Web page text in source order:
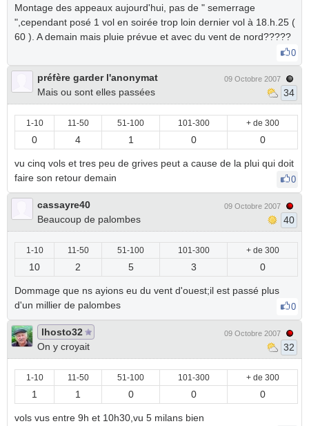
Montage des appeaux aujourd'hui, pas de " semerrage
",cependant posé 1 vol en soirée trop loin dernier vol à 18.h.25 (
60 ). A demain mais pluie prévue et avec du vent de nord?????
0
préfère garder l'anonymat
Mais ou sont elles passées
09 Octobre 2007
34
1-10 11-50 51-100 101-300 + de 300
0 4 1 0 0
vu cinq vols et tres peu de grives peut a cause de la plui qui doit
faire son retour demain
0
cassayre40
Beaucoup de palombes
09 Octobre 2007
40
1-10 11-50 51-100 101-300 + de 300
10 2 5 3 0
Dommage que ns ayions eu du vent d'ouest;il est passé plus
d'un millier de palombes
0
lhosto32
On y croyait
09 Octobre 2007
32
1-10 11-50 51-100 101-300 + de 300
1 1 0 0 0
vols vus entre 9h et 10h30,vu 5 milans bien